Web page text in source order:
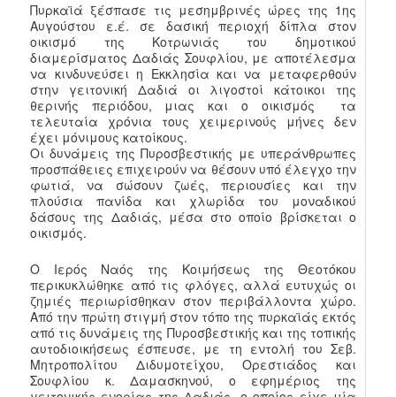
Πυρκαϊά ξέσπασε τις μεσημβρινές ώρες της 1ης
Αυγούστου ε.έ. σε δασική περιοχή δίπλα στον
οικισμό της Κοτρωνιάς του δημοτικού
διαμερίσματος Δαδιάς Σουφλίου, με αποτέλεσμα
να κινδυνεύσει η Εκκλησία και να μεταφερθούν
στην γειτονική Δαδιά οι λιγοστοί κάτοικοι της
θερινής περιόδου, μιας και ο οικισμός τα
τελευταία χρόνια τους χειμερινούς μήνες δεν
έχει μόνιμους κατοίκους.
Οι δυνάμεις της Πυροσβεστικής με υπεράνθρωπες
προσπάθειες επιχειρούν να θέσουν υπό έλεγχο την
φωτιά, να σώσουν ζωές, περιουσίες και την
πλούσια πανίδα και χλωρίδα του μοναδικού
δάσους της Δαδιάς, μέσα στο οποίο βρίσκεται ο
οικισμός.
Ο Ιερός Ναός της Κοιμήσεως της Θεοτόκου
περικυκλώθηκε από τις φλόγες, αλλά ευτυχώς οι
ζημιές περιωρίσθηκαν στον περιβάλλοντα χώρο.
Από την πρώτη στιγμή στον τόπο της πυρκαϊάς εκτός
από τις δυνάμεις της Πυροσβεστικής και της τοπικής
αυτοδιοικήσεως έσπευσε, με τη εντολή του Σεβ.
Μητροπολίτου Διδυμοτείχου, Ορεστιάδος και
Σουφλίου κ. Δαμασκηνού, ο εφημέριος της